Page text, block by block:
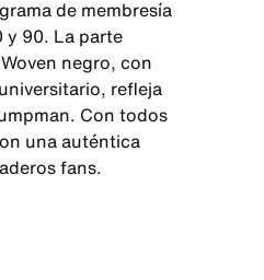
de membresía
y 90. La parte
negro, con
refleja
Con todos
una auténtica
fans.